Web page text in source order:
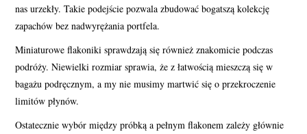
nas urzekły. Takie podejście pozwala zbudować bogatszą kolekcję
zapachów bez nadwyrężania portfela.
Miniaturowe flakoniki sprawdzają się również znakomicie podczas
podróży. Niewielki rozmiar sprawia, że z łatwością mieszczą się w
bagażu podręcznym, a my nie musimy martwić się o przekroczenie
limitów płynów.
Ostatecznie wybór między próbką a pełnym flakonem zależy głównie